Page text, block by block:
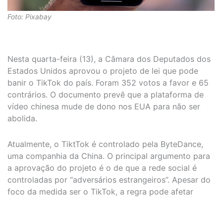
Foto: Pixabay
Nesta quarta-feira (13), a Câmara dos Deputados dos
Estados Unidos aprovou o projeto de lei que pode
banir o TikTok do país. Foram 352 votos a favor e 65
contrários. O documento prevê que a plataforma de
vídeo chinesa mude de dono nos EUA para não ser
abolida.
Atualmente, o TiktTok é controlado pela ByteDance,
uma companhia da China. O principal argumento para
a aprovação do projeto é o de que a rede social é
controladas por “adversários estrangeiros”. Apesar do
foco da medida ser o TikTok, a regra pode afetar